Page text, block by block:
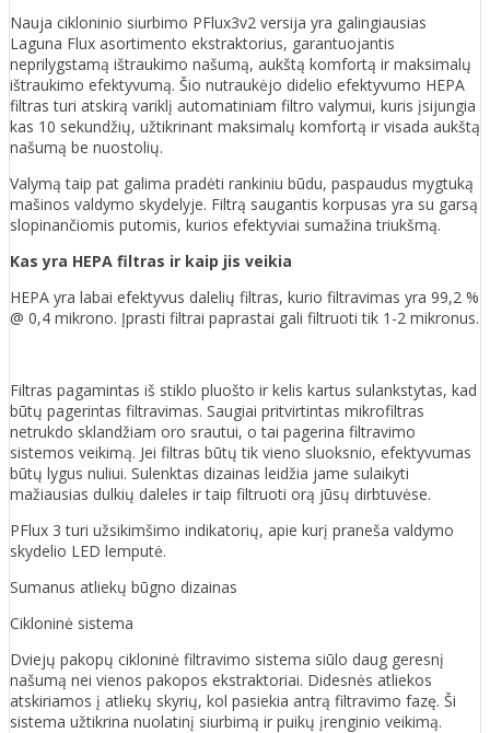
Nauja cikloninio siurbimo PFlux3v2 versija yra galingiausias
Laguna Flux asortimento ekstraktorius, garantuojantis
neprilygstamą ištraukimo našumą, aukštą komfortą ir maksimalų
ištraukimo efektyvumą. Šio nutraukėjo didelio efektyvumo HEPA
filtras turi atskirą variklį automatiniam filtro valymui, kuris įsijungia
kas 10 sekundžių, užtikrinant maksimalų komfortą ir visada aukštą
našumą be nuostolių.
Valymą taip pat galima pradėti rankiniu būdu, paspaudus mygtuką
mašinos valdymo skydelyje. Filtrą saugantis korpusas yra su garsą
slopinančiomis putomis, kurios efektyviai sumažina triukšmą.
Kas yra HEPA filtras ir kaip jis veikia
HEPA yra labai efektyvus dalelių filtras, kurio filtravimas yra 99,2 %
@ 0,4 mikrono. Įprasti filtrai paprastai gali filtruoti tik 1-2 mikronus.
Filtras pagamintas iš stiklo pluošto ir kelis kartus sulankstytas, kad
būtų pagerintas filtravimas. Saugiai pritvirtintas mikrofiltras
netrukdo sklandžiam oro srautui, o tai pagerina filtravimo
sistemos veikimą. Jei filtras būtų tik vieno sluoksnio, efektyvumas
būtų lygus nuliui. Sulenktas dizainas leidžia jame sulaikyti
mažiausias dulkių daleles ir taip filtruoti orą jūsų dirbtuvėse.
PFlux 3 turi užsikimšimo indikatorių, apie kurį praneša valdymo
skydelio LED lemputė.
Sumanus atliekų būgno dizainas
Cikloninė sistema
Dviejų pakopų cikloninė filtravimo sistema siūlo daug geresnį
našumą nei vienos pakopos ekstraktoriai. Didesnės atliekos
atskiriamos į atliekų skyrių, kol pasiekia antrą filtravimo fazę. Ši
sistema užtikrina nuolatinį siurbimą ir puikų įrenginio veikimą.